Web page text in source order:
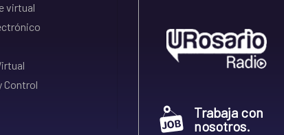
virtual
Control
Trabaja con
nosotros.